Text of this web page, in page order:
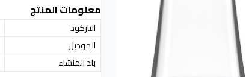
معلومات المنتج
الباركود
الموديل
بلد المنشاء